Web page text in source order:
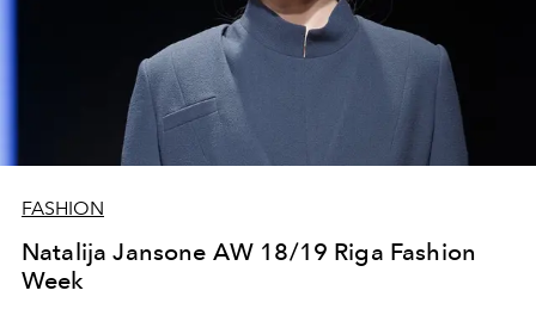
FASHION
Natalija Jansone AW 18/19 Riga Fashion
Week